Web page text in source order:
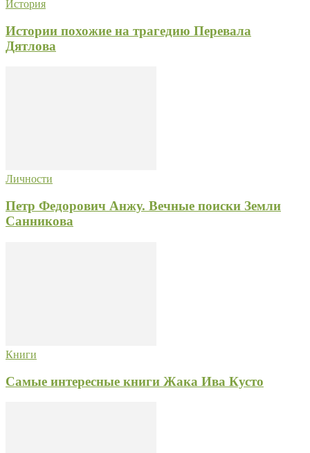
История
Истории похожие на трагедию Перевала
Дятлова
Личности
Петр Федорович Анжу. Вечные поиски Земли
Санникова
Книги
Самые интересные книги Жака Ива Кусто